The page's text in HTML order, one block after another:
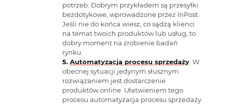
potrzeb. Dobrym przykładem są przesyłki
bezdotykowe, wprowadzone przez InPost.
Jeśli nie do końca wiesz, co sądzą klienci
na temat twoich produktów lub usług, to
dobry moment na zrobienie badań
rynku.
Automatyzacja procesu sprzedaży. W
obecnej sytuacji jedynym słusznym
rozwiązaniem jest dostarczenie
produktów online. Ułatwieniem tego
procesu automatyzacja procesu sprzedaży